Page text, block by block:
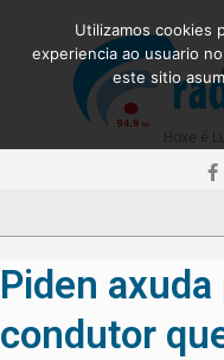
Piden
condutor
Utilizamos cookies
experiencia ao usuario
este sitio